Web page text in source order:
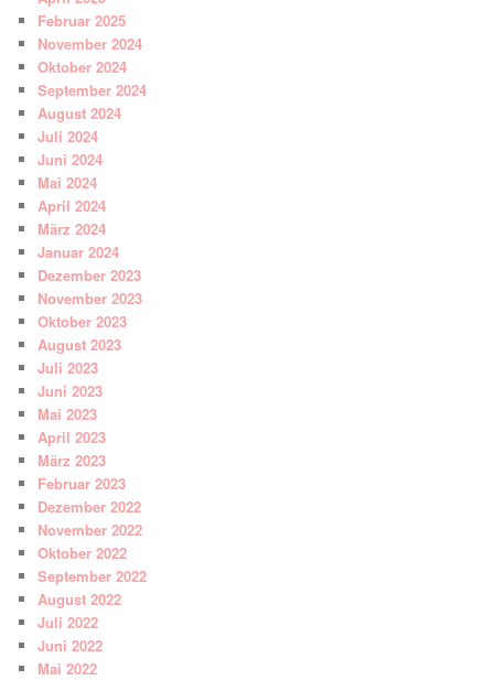
Februar 2025
November 2024
Oktober 2024
September 2024
August 2024
Juli 2024
Juni 2024
Mai 2024
April 2024
März 2024
Januar 2024
Dezember 2023
November 2023
Oktober 2023
August 2023
Juli 2023
Juni 2023
Mai 2023
April 2023
März 2023
Februar 2023
Dezember 2022
November 2022
Oktober 2022
September 2022
August 2022
Juli 2022
Juni 2022
Mai 2022